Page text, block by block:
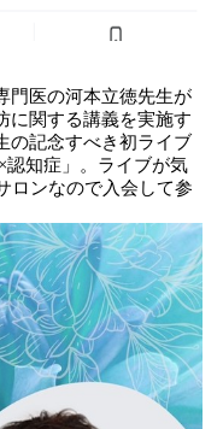
門医の河本立徳先生が
に関する講義を実施す
の記念すべき初ライブ
認知症」。ライブが気
ロンなので入会して参